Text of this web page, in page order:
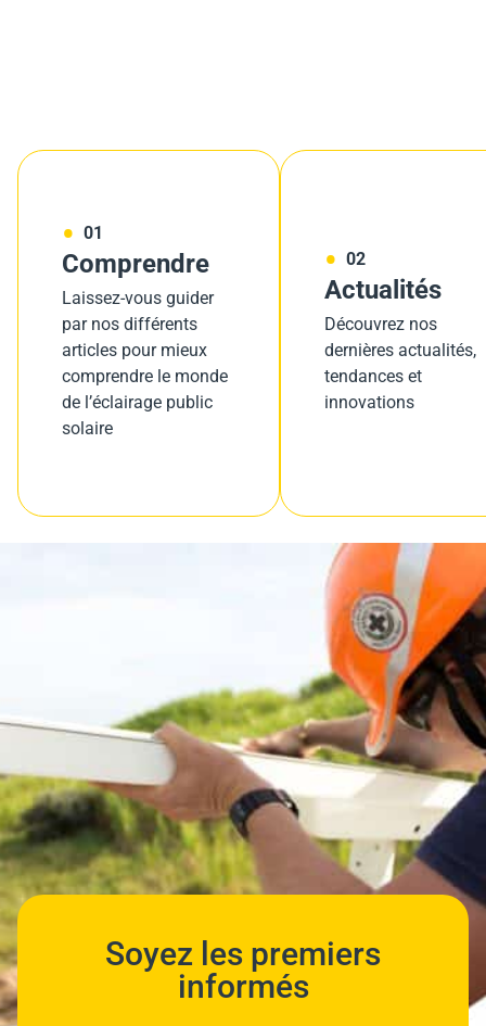
01
Comprendre
Laissez-vous guider
par nos différents
articles pour mieux
comprendre le monde
de l’éclairage public
solaire
02
Actualités
Découvrez nos
dernières actualités,
tendances et
innovations
Soyez les premiers
informés